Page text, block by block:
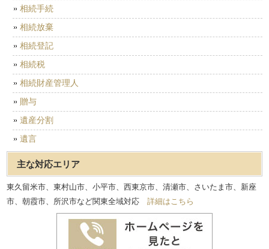
相続手続
相続放棄
相続登記
相続税
相続財産管理人
贈与
遺産分割
遺言
主な対応エリア
東久留米市、東村山市、小平市、西東京市、清瀬市、さいたま市、新座
市、朝霞市、所沢市など関東全域対応詳細はこちら